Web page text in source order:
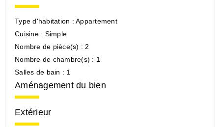
Type d'habitation : Appartement
Cuisine : Simple
Nombre de pièce(s) : 2
Nombre de chambre(s) : 1
Salles de bain : 1
Aménagement du bien
Extérieur